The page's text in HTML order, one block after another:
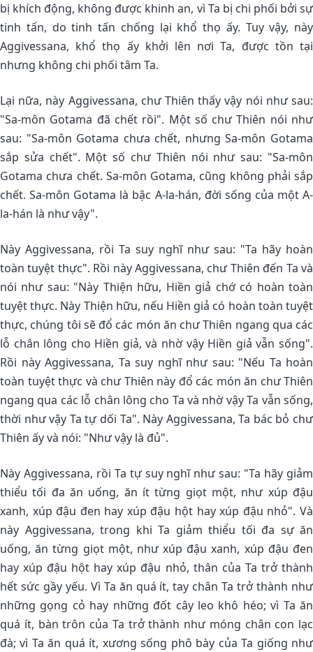
bị khích động, không được khinh an, vì Ta bị chi phối bởi sự
tinh tấn, do tinh tấn chống lại khổ thọ ấy. Tuy vậy, này
Aggivessana, khổ thọ ấy khởi lên nơi Ta, được tồn tại
nhưng không chi phối tâm Ta.
Lại nữa, này Aggivessana, chư Thiên thấy vậy nói như sau:
"Sa-môn Gotama đã chết rồi". Một số chư Thiên nói như
sau: "Sa-môn Gotama chưa chết, nhưng Sa-môn Gotama
sắp sửa chết". Một số chư Thiên nói như sau: "Sa-môn
Gotama chưa chết. Sa-môn Gotama, cũng không phải sắp
chết. Sa-môn Gotama là bậc A-la-hán, đời sống của một A-
la-hán là như vậy".
Này Aggivessana, rồi Ta suy nghĩ như sau: "Ta hãy hoàn
toàn tuyệt thực". Rồi này Aggivessana, chư Thiên đến Ta và
nói như sau: "Này Thiện hữu, Hiền giả chớ có hoàn toàn
tuyệt thực. Này Thiện hữu, nếu Hiền giả có hoàn toàn tuyệt
thực, chúng tôi sẽ đổ các món ăn chư Thiên ngang qua các
lỗ chân lông cho Hiền giả, và nhờ vậy Hiền giả vẫn sống".
Rồi này Aggivessana, Ta suy nghĩ như sau: "Nếu Ta hoàn
toàn tuyệt thực và chư Thiên này đổ các món ăn chư Thiên
ngang qua các lỗ chân lông cho Ta và nhờ vậy Ta vẫn sống,
thời như vậy Ta tự dối Ta". Này Aggivessana, Ta bác bỏ chư
Thiên ấy và nói: "Như vậy là đủ".
Này Aggivessana, rồi Ta tự suy nghĩ như sau: "Ta hãy giảm
thiểu tối đa ăn uống, ăn ít từng giọt một, như xúp đậu
xanh, xúp đậu đen hay xúp đậu hột hay xúp đậu nhỏ". Và
này Aggivessana, trong khi Ta giảm thiểu tối đa sự ăn
uống, ăn từng giọt một, như xúp đậu xanh, xúp đậu đen
hay xúp đậu hột hay xúp đậu nhỏ, thân của Ta trở thành
hết sức gầy yếu. Vì Ta ăn quá ít, tay chân Ta trở thành như
những gọng cỏ hay những đốt cây leo khô héo; vì Ta ăn
quá ít, bàn trôn của Ta trở thành như móng chân con lạc
đà; vì Ta ăn quá ít, xương sống phô bày của Ta giống như